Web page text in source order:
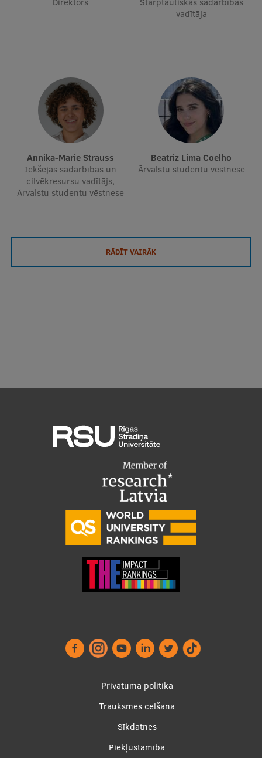
Starptautiskie sadarbības partneri
EURAXESS RSU kontaktpunkts
EATRIS koordinators Latvijā
vadītāja
Annika-Marie Strauss
Iekšējās sadarbības un
cilvēkresursu vadītājs,
Ārvalstu studentu vēstnese
Beatriz Lima Coelho
Ārvalstu studentu vēstnese
RĀDĪT VAIRĀK
Privātuma politika
Trauksmes celšana
Sīkdatnes
Piekļūstamība